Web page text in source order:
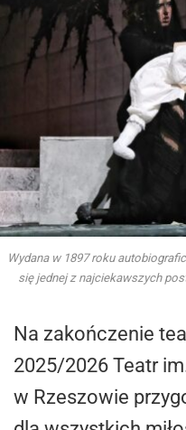
Wydana w 1897 roku
się jednej z najciekawszych
Na zakończenie
2025/2026 Teatr
w Rzeszowie